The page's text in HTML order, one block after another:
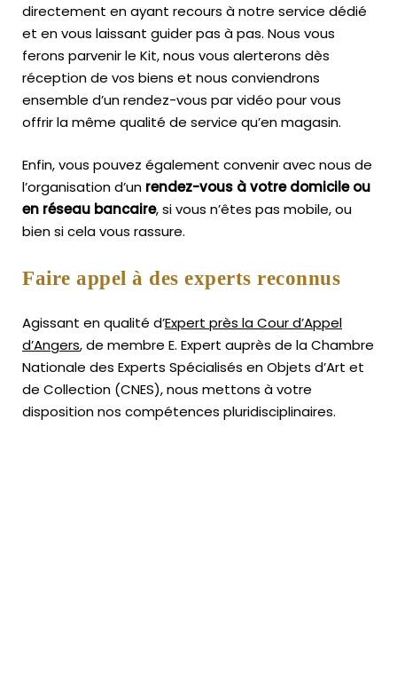
directement en ayant recours à notre service dédié
et en vous laissant guider pas à pas. Nous vous
ferons parvenir le Kit, nous vous alerterons dès
réception de vos biens et nous conviendrons
ensemble d’un rendez-vous par vidéo pour vous
offrir la même qualité de service qu’en magasin.
Enfin, vous pouvez également convenir avec nous de
l’organisation d’un rendez-vous à votre domicile ou
en réseau bancaire, si vous n’êtes pas mobile, ou
bien si cela vous rassure.
Faire appel à des experts reconnus
Agissant en qualité d’Expert près la Cour d’Appel
d’Angers, de membre E. Expert auprès de laChambre
Nationale des Experts Spécialisés en Objets d’Art et
de Collection (CNES),nous mettons à votre
disposition nos compétences pluridisciplinaires.